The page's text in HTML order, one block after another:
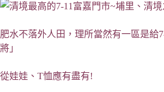
肥水不落外人田，理所當然有一區是給
將」
從娃娃、T恤應有盡有!